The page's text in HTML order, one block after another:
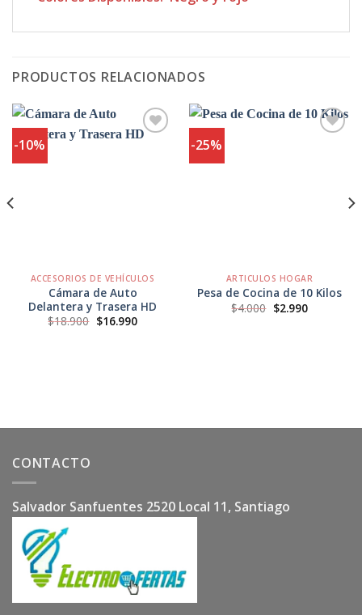
PRODUCTOS RELACIONADOS
-10%
ACCESORIOS DE VEHÍCULOS
Cámara de Auto
Delantera y Trasera HD
$18.900 El
precio
$16.990El
precio
-25%
ARTICULOS HOGAR
Pesa de Cocina de 10 Kilos
$4.000 El
precio
$2.990El
precio
CONTACTO
Salvador Sanfuentes 2520 Local 11, Santiago